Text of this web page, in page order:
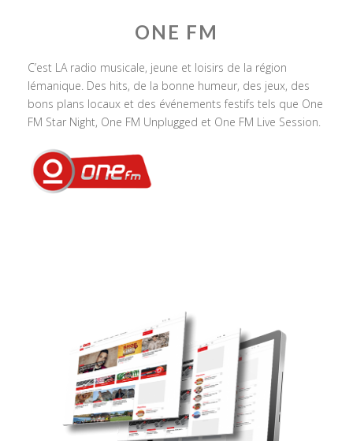
ONE FM
C’est LA radio musicale, jeune et loisirs de la région
lémanique. Des hits, de la bonne humeur, des jeux, des
bons plans locaux et des événements festifs tels que One
FM Star Night, One FM Unplugged et One FM Live Session.